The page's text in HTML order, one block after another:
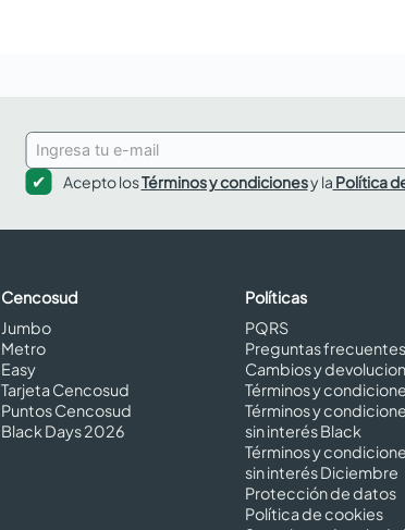
Acepto losTérminos y condicionesy la Política
Cencosud
Jumbo
Metro
Easy
Tarjeta Cencosud
Puntos Cencosud
Black Days 2026
Políticas
PQRS
Preguntas frecuentes
Cambios y
Términos y
Términos y
sin interés Black
Términos y
sin interés Diciembre
Protección de datos
Política de cookies